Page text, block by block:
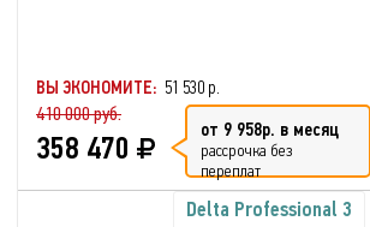
ВЫ ЭКОНОМИТЕ: 51 530 р.
410 000 руб.
358 470 от 9 958р. в месяц
рассрочка без
переплат
Delta Professional 3